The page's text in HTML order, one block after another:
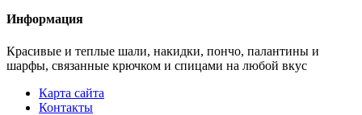
Информация
Красивые и теплые шали, накидки, пончо, палантины и
шарфы, связанные крючком и спицами на любой вкус
Карта сайта
Контакты